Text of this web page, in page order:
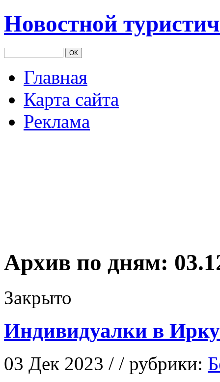
Новостной
Главная
Карта сайта
Реклама
Архив по дням:
Закрыто
Индивидуалки в
03 Дек 2023 / / рубрики: